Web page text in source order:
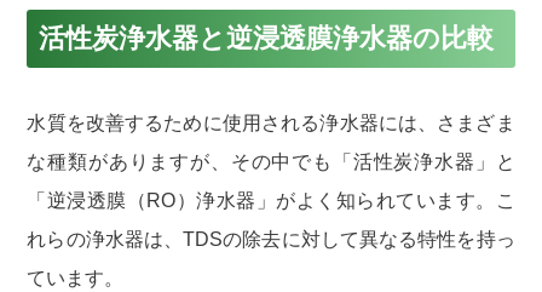
活性炭浄水器と逆浸透膜浄水器の比較
水質を改善するために使用される浄水器には、さまざま
な種類がありますが、その中でも「活性炭浄水器」と
「逆浸透膜（RO）浄水器」がよく知られています。こ
れらの浄水器は、TDSの除去に対して異なる特性を持っ
ています。